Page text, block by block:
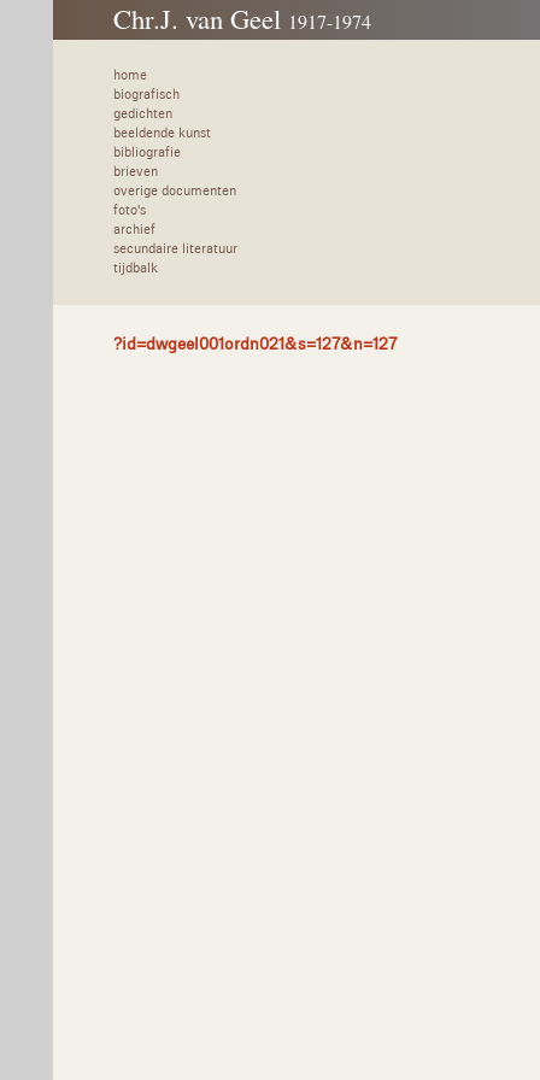
Chr.J. van Geel 1917-1974
home
biografisch
gedichten
beeldende kunst
bibliografie
brieven
overige documenten
foto's
archief
secundaire literatuur
tijdbalk
?id=dwgeel001ordn021&s=127&n=127